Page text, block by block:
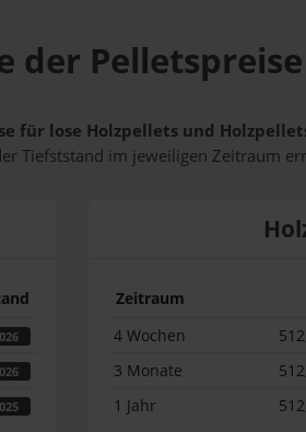
der
für lose Holzpellets und
Tiefststand im jeweiligen Zeitraum
Zeitraum
4 Wochen
3 Monate
1 Jahr